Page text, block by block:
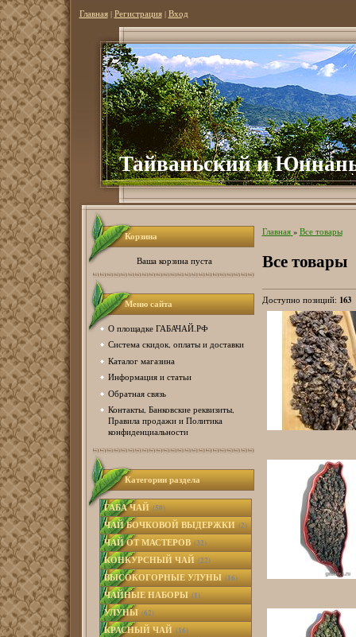
Главная| Регистрация| Вход
Тайваньский и
Корзина
Ваша корзина пуста
Меню сайта
О площадке ГАБАЧАЙ.РФ
Система скидок, оплаты и доставки
Каталог магазина
Информация и статьи
Обратная связь
Контакты, Банковские реквизиты,
Правила продажи и Политика
конфиденциальности
Категории раздела
ГАБА ЧАЙ(50)
ЧАЙ БОЧКОВОЙ ВЫДЕРЖКИ(2)
ЧАЙ ОТ МАСТЕРОВ(32)
КОНКУРСНЫЙ ЧАЙ(22)
ВЫСОКОГОРНЫЕ УЛУНЫ(16)
ЧАЙНЫЕ НАБОРЫ(1)
УЛУНЫ(62)
КРАСНЫЙ ЧАЙ(16)
Главная » Все товары
Все товары
Доступно позиций: 163